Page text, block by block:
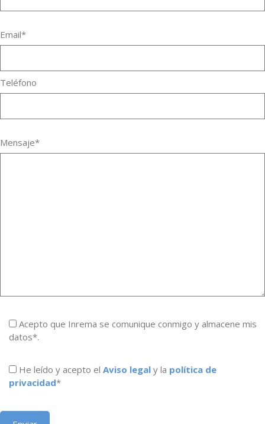
Email*
Teléfono
Mensaje*
Acepto que Inrema se comunique conmigo y almacene mis
datos*.
He leído y acepto el Aviso legal y la política de
privacidad*